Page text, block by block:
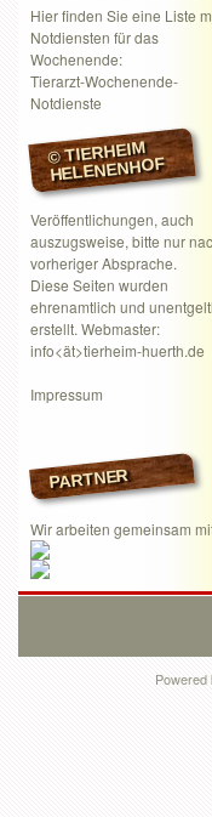
Hier finden Sie eine Liste
Notdiensten für das
Wochenende:
Tierarzt-Wochenende-
Notdienste
© TIERHEIM
HELENENHOF
Veröffentlichungen, auch
auszugsweise, bitte nur
vorheriger Absprache.
Diese Seiten wurden
ehrenamtlich und
erstellt. Webmaster:
info<ät>tierheim-huerth.de
Impressum
PARTNER
Wir arbeiten gemeinsam
Powered